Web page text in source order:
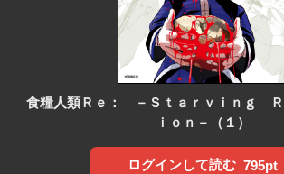
食糧人類Ｒｅ： －Ｓｔａｒｖｉｎｇ Ｒ
ｉｏｎ－（１）
ログインして読む 795pt